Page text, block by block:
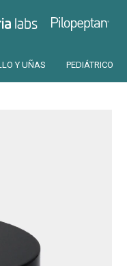
Y UÑAS PEDIÁTRICO
Cantabria Pilopeptan